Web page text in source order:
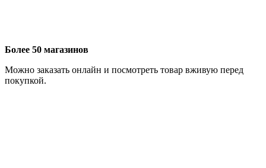
Более 50 магазинов
Можно заказать онлайн и посмотреть товар вживую перед
покупкой.